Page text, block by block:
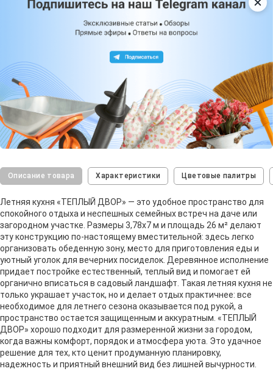
Описание товара Характеристики Цветовые палитры
Летняя кухня «ТЕПЛЫЙ ДВОР» — это удобное пространство для
спокойного отдыха и неспешных семейных встреч на даче или
загородном участке. Размеры 3,78х7 м и площадь 26 м² делают
эту конструкцию по-настоящему вместительной: здесь легко
организовать обеденную зону, место для приготовления еды и
уютный уголок для вечерних посиделок. Деревянное исполнение
придает постройке естественный, теплый вид и помогает ей
органично вписаться в садовый ландшафт. Такая летняя кухня не
только украшает участок, но и делает отдых практичнее: все
необходимое для летнего сезона оказывается под рукой, а
пространство остается защищенным и аккуратным. «ТЕПЛЫЙ
ДВОР» хорошо подходит для размеренной жизни за городом,
когда важны комфорт, порядок и атмосфера уюта. Это удачное
решение для тех, кто ценит продуманную планировку,
надежность и приятный внешний вид без лишней вычурности.